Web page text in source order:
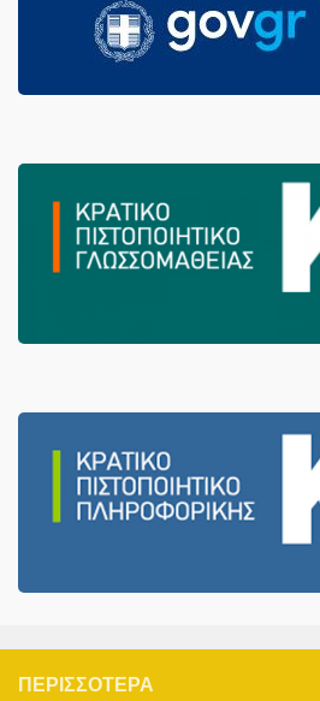
ΠΕΡΙΣΣΌΤΕΡΑ